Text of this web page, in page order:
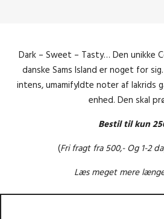
Dark – Sweet – Tasty… Den unikke
danske Sams Island er noget for
intens, umamifyldte noter af lakrids
enhed. Den skal
Bestil til kun
(Fri fragt fra 500,- Og 1-2
Læs meget mere